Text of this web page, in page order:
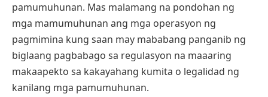
pamumuhunan. Mas malamang na pondohan ng
mga mamumuhunan ang mga operasyon ng
pagmimina kung saan may mababang panganib ng
biglaang pagbabago sa regulasyon na maaaring
makaapekto sa kakayahang kumita o legalidad ng
kanilang mga pamumuhunan.